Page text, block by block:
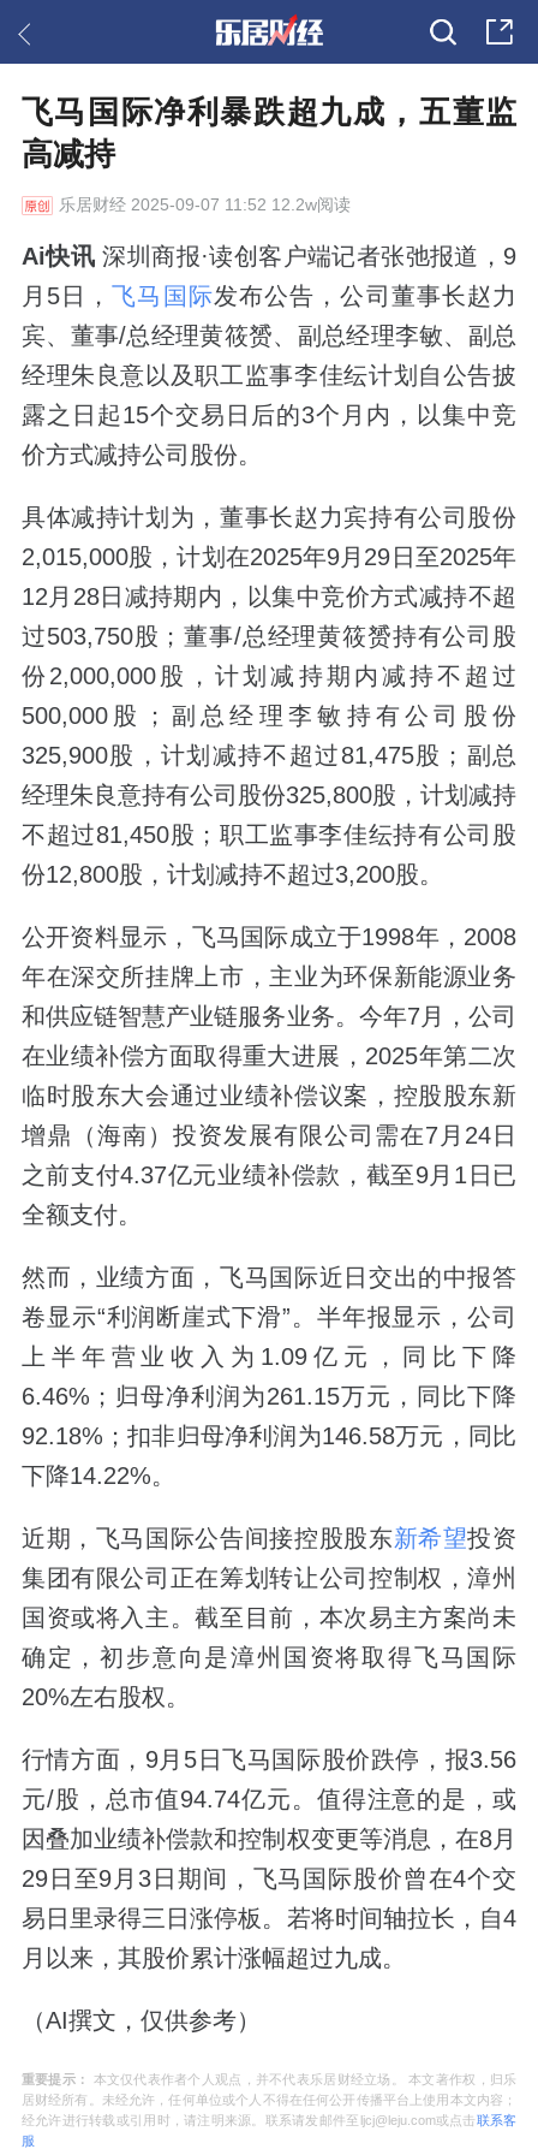
飞马国际净利暴跌超九成，五董监
高减持
乐居财经2025-09-07 11:52 12.2w阅读
Ai快讯 深圳商报·读创客户端记者张弛报道，9
月5日，飞马国际发布公告，公司董事长赵力
宾、董事/总经理黄筱赟、副总经理李敏、副总
经理朱良意以及职工监事李佳纭计划自公告披
露之日起15个交易日后的3个月内，以集中竞
价方式减持公司股份。
具体减持计划为，董事长赵力宾持有公司股份
2,015,000股，计划在2025年9月29日至2025年
12月28日减持期内，以集中竞价方式减持不超
过503,750股；董事/总经理黄筱赟持有公司股
份2,000,000股，计划减持期内减持不超过
500,000股；副总经理李敏持有公司股份
325,900股，计划减持不超过81,475股；副总
经理朱良意持有公司股份325,800股，计划减持
不超过81,450股；职工监事李佳纭持有公司股
份12,800股，计划减持不超过3,200股。
公开资料显示，飞马国际成立于1998年，2008
年在深交所挂牌上市，主业为环保新能源业务
和供应链智慧产业链服务业务。今年7月，公司
在业绩补偿方面取得重大进展，2025年第二次
临时股东大会通过业绩补偿议案，控股股东新
增鼎（海南）投资发展有限公司需在7月24日
之前支付4.37亿元业绩补偿款，截至9月1日已
全额支付。
然而，业绩方面，飞马国际近日交出的中报答
卷显示“利润断崖式下滑”。半年报显示，公司
上半年营业收入为1.09亿元，同比下降
6.46%；归母净利润为261.15万元，同比下降
92.18%；扣非归母净利润为146.58万元，同比
下降14.22%。
近期，飞马国际公告间接控股股东新希望投资
集团有限公司正在筹划转让公司控制权，漳州
国资或将入主。截至目前，本次易主方案尚未
确定，初步意向是漳州国资将取得飞马国际
20%左右股权。
行情方面，9月5日飞马国际股价跌停，报3.56
元/股，总市值94.74亿元。值得注意的是，或
因叠加业绩补偿款和控制权变更等消息，在8月
29日至9月3日期间，飞马国际股价曾在4个交
易日里录得三日涨停板。若将时间轴拉长，自4
月以来，其股价累计涨幅超过九成。
（AI撰文，仅供参考）
重要提示：
本文仅代表作者个人观点，并不代表乐居财经立场。 本文著作权，归乐
居财经所有。未经允许，任何单位或个人不得在任何公开传播平台上使用本文内容；
经允许进行转载或引用时，请注明来源。联系请发邮件至ljcj@leju.com或点击联系客
服